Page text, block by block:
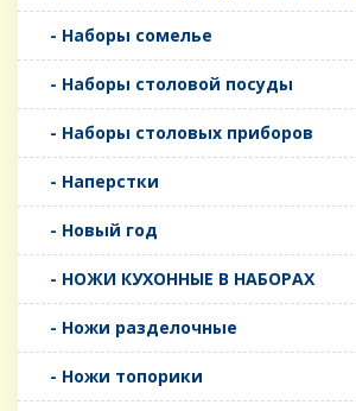
- Наборы сомелье
- Наборы столовой посуды
- Наборы столовых приборов
- Наперстки
- Новый год
- НОЖИ КУХОННЫЕ В НАБОРАХ
- Ножи разделочные
- Ножи топорики